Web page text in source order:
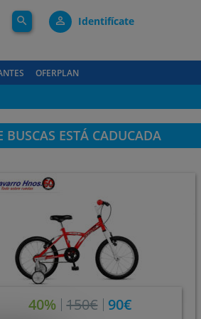
search person_outline Identifícate
OFERPLAN
ESTÁ CADUCADA
40% 150€ 90€